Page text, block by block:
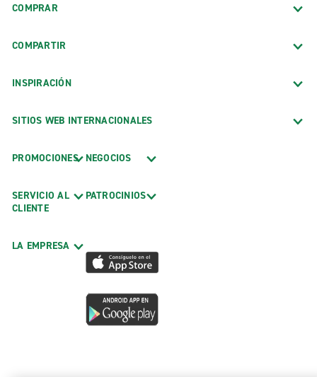
COMPRAR
COMPARTIR
INSPIRACIÓN
SITIOS WEB INTERNACIONALES
PROMOCIONES
SERVICIO AL
CLIENTE
LA EMPRESA
NEGOCIOS
PATROCINIOS